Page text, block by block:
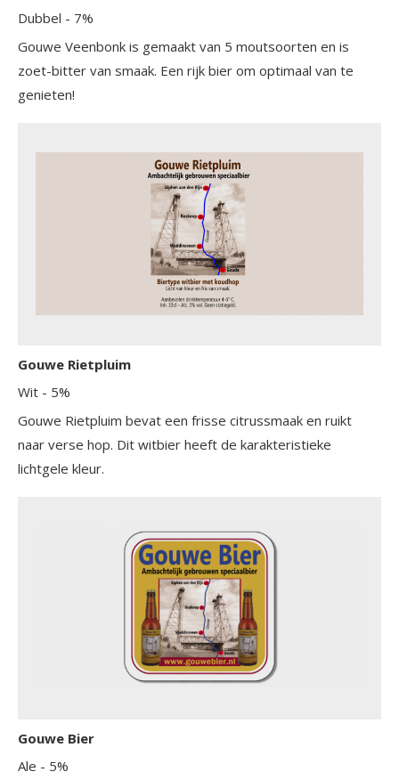
Dubbel - 7%
Gouwe Veenbonk is gemaakt van 5 moutsoorten en is
zoet-bitter van smaak. Een rijk bier om optimaal van te
genieten!
Gouwe Rietpluim
Wit - 5%
Gouwe Rietpluim bevat een frisse citrussmaak en ruikt
naar verse hop. Dit witbier heeft de karakteristieke
lichtgele kleur.
Gouwe Bier
Ale - 5%